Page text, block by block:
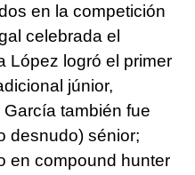
en la competición
celebrada el
López logró el primer
júnior,
también fue
desnudo) sénior;
en compound hunter